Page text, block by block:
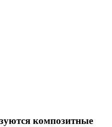
композитные